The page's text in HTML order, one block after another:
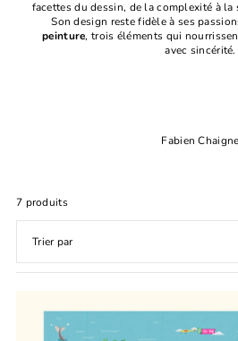
facettes du dessin, de la complexité à
Son design reste fidèle à ses
peinture, trois éléments qui
avec sincérité.
Fabien Chaigne
7 produits
Featured
Best selling